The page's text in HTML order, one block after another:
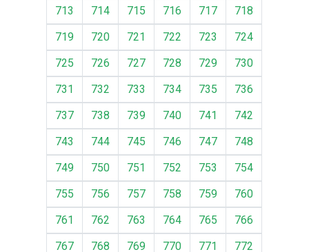
713
714 715 716 717
718
719
720 721 722 723
724
725
726 727 728 729
730
731
732 733 734 735
736
737
738 739 740 741
742
743
744 745 746 747
748
749
750 751 752 753
754
755
756 757 758 759
760
761
762 763 764 765
766
767
768 769 770 771 772